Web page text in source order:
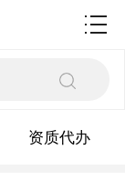
资质代办